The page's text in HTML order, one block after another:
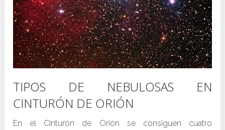
TIPOS DE NEBULOSAS EN
CINTURÓN DE ORIÓN
En el Cinturón de Orión se consiguen cuatro